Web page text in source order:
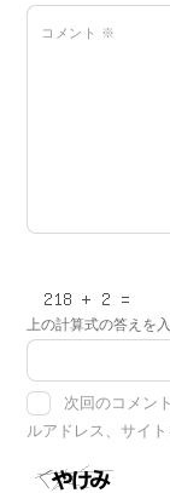
コメント ※
上の計算式の答えを
次回のコメン
ルアドレス、サイト